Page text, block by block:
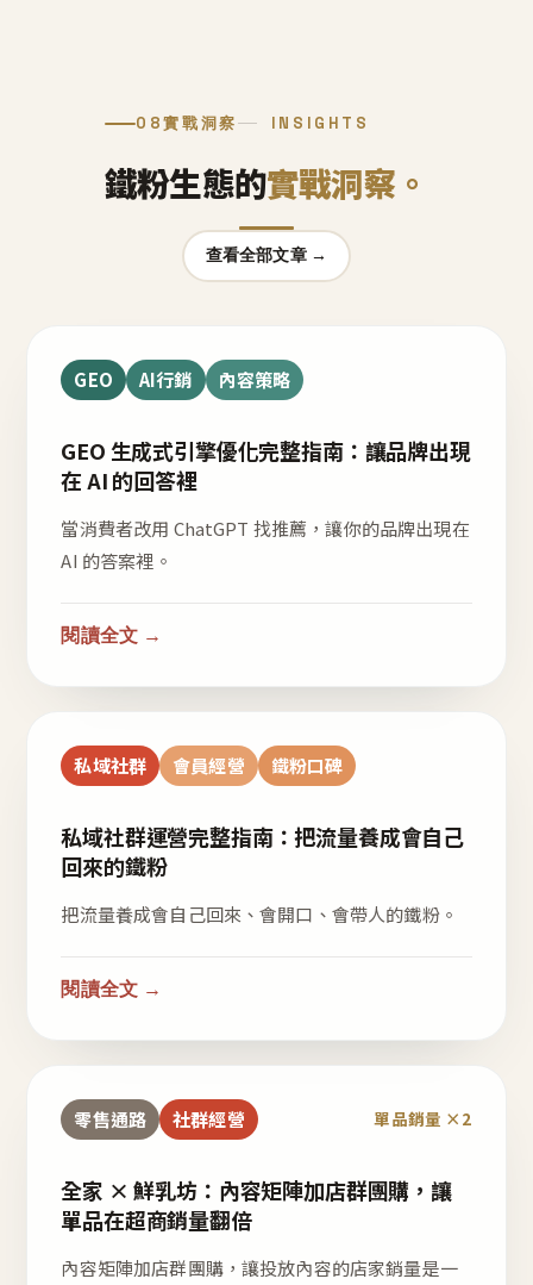
08實戰洞察 INSIGHTS
鐵粉生態的實戰洞察。
查看全部文章 →
GEO AI行銷 內容策略
GEO 生成式引擎優化完整指南：讓品牌出現
在 AI 的回答裡
當消費者改用 ChatGPT 找推薦，讓你的品牌出現在
AI 的答案裡。
閱讀全文 →
私域社群 會員經營 鐵粉口碑
私域社群運營完整指南：把流量養成會自己
回來的鐵粉
把流量養成會自己回來、會開口、會帶人的鐵粉。
閱讀全文 →
零售通路 社群經營 單品銷量 ×2
全家 × 鮮乳坊：內容矩陣加店群團購，讓
單品在超商銷量翻倍
內容矩陣加店群團購，讓投放內容的店家銷量是一